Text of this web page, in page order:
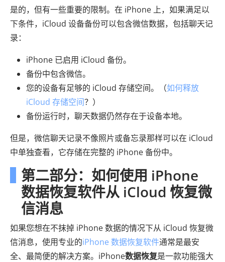
是的，但有一些重要的限制。在 iPhone 上，如果满足以
下条件，iCloud 设备备份可以包含微信数据，包括聊天记
录：
iPhone 已启用 iCloud 备份。
备份中包含微信。
您的设备有足够的 iCloud 存储空间。（如何释放
iCloud 存储空间？）
备份运行时，聊天数据仍然存在于设备本地。
但是，微信聊天记录不像照片或备忘录那样可以在 iCloud
中单独查看，它存储在完整的 iPhone 备份中。
第二部分：如何使用 iPhone
数据恢复软件从 iCloud 恢复微
信消息
如果您想在不抹掉 iPhone 数据的情况下从 iCloud 恢复微
信消息，使用专业的iPhone 数据恢复软件通常是最安
全、最简便的解决方案。iPhone数据恢复是一款功能强大